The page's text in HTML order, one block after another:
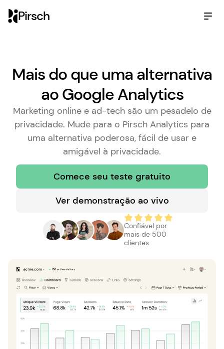
Pirsch
Mais do que uma alternativa
ao Google Analytics
Marketing online e ad-tech são um pesadelo de
privacidade. Mude para o Pirsch Analytics para
uma alternativa poderosa, fácil de usar e
amigável à privacidade.
Comece seu teste gratuito
Ver demonstração ao vivo
Confiável por
mais de 500
clientes